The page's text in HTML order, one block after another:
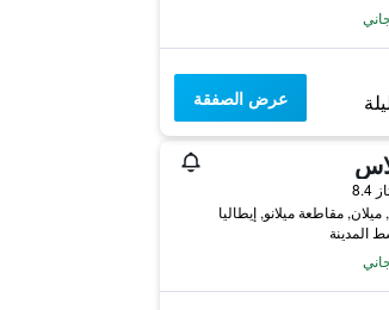
عرض الصفقة
8.4